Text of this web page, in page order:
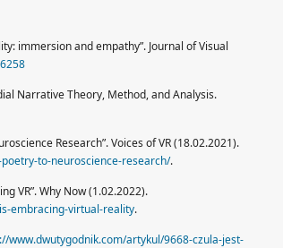
immersion and empathy”. Journal of Visual
Narrative Theory, Method, and Analysis.
Research”. Voices of VR (18.02.2021).
to-neuroscience-research/.
VR”. Why Now (1.02.2022).
embracing-virtual-reality.
www.dwutygodnik.com/artykul/9668-czula-jest-